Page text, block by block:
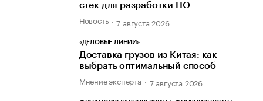
стек для разработки ПО
Новость 7 августа 2026
«ДЕЛОВЫЕ ЛИНИИ»
Доставка грузов из Китая: как
выбрать оптимальный способ
Мнение эксперта 7 августа 2026